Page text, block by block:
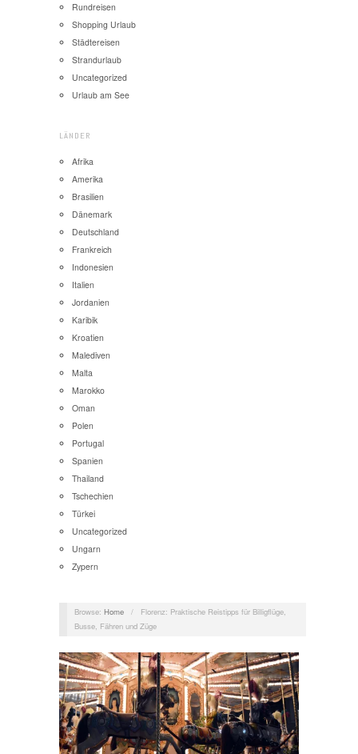
Rundreisen
Shopping Urlaub
Städtereisen
Strandurlaub
Uncategorized
Urlaub am See
LÄNDER
Afrika
Amerika
Brasilien
Dänemark
Deutschland
Frankreich
Indonesien
Italien
Jordanien
Karibik
Kroatien
Malediven
Malta
Marokko
Oman
Polen
Portugal
Spanien
Thailand
Tschechien
Türkei
Uncategorized
Ungarn
Zypern
Browse: Home /
Florenz: Praktische Reistipps für Billigflüge,
Busse, Fähren und Züge